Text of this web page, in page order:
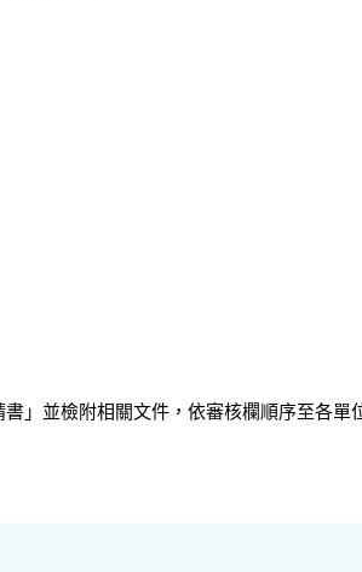
」並檢附相關文件，依審核欄順序至各